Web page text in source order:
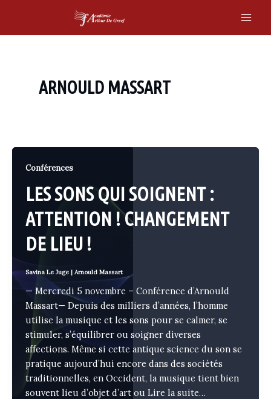
content
ARNOULD MASSART
Conférences
LES SONS QUI SOIGNENT :
ATTENTION ! CHANGEMENT
DE LIEU !
Savina Le Juge | Arnould Massart
— Mercredi 5 novembre – Conférence d’Arnould
Massart— Depuis des milliers d’années, l’homme
utilise la musique et les sons pour se calmer, se
stimuler, s’équilibrer ou soigner diverses
affections. Même si cette antique science du son se
pratique aujourd’hui encore dans des sociétés
traditionnelles, en Occident, la musique tient bien
souvent lieu d’objet d’art ou Lire la suite…